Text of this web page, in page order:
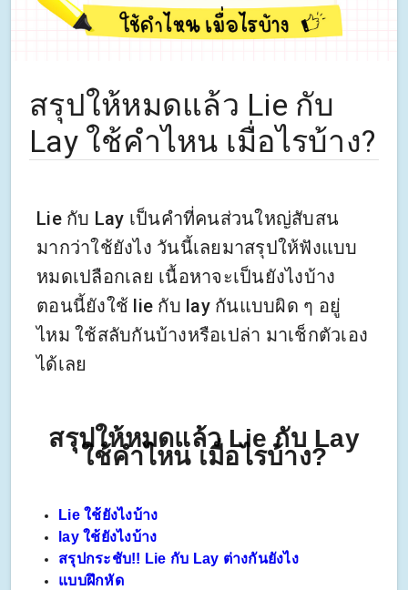
สรุปให้หมดแล้ว Lie กับ
Lay ใช้คำไหน เมื่อไรบ้าง?
Lie กับ Lay เป็นคำที่คนส่วนใหญ่สับสน
มากว่าใช้ยังไง วันนี้เลยมาสรุปให้ฟังแบบ
หมดเปลือกเลย เนื้อหาจะเป็นยังไงบ้าง
ตอนนี้ยังใช้ lie กับ lay กันแบบผิด ๆ อยู่
ไหม ใช้สลับกันบ้างหรือเปล่า มาเช็กตัวเอง
ได้เลย
สรุปให้หมดแล้ว Lie กับ Lay
ใช้คำไหน เมื่อไรบ้าง?
Lie ใช้ยังไงบ้าง
lay ใช้ยังไงบ้าง
สรุปกระชับ!! Lie กับ Lay ต่างกันยังไง
แบบฝึกหัด